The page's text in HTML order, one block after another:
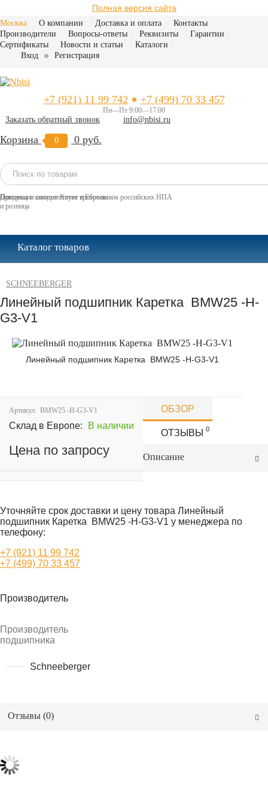
Полная версия сайта
Москва О компании Доставка и оплата
Контакты
Производители
Вопросы-ответы Реквизиты
Гарантии
Сертификаты
Новости и статьи
Каталоги
Вход
Регистрация
+7 (921) 11 99 742 +7 (499) 70 33 457
Пн—Пт 9:00—17:00
Заказать обратный звонок info@nbisi.ru
Корзина 0 0 руб.
Доставка с заводов Китая и Европы
Опт
и розница
Продукция соответствует требованиям российских НПА
Каталог товаров
SCHNEEBERGER
Линейный подшипник Каретка BMW25 -H-
G3-V1
Линейный подшипник Каретка BMW25 -H-G3-V1
Артикул: BMW25 -H-G3-V1
Склад в Европе: В наличии
Цена по запросу
ОБЗОР
ОТЗЫВЫ 0
Описание
Уточняйте срок доставки и цену товара Линейный
подшипник Каретка BMW25 -H-G3-V1 у менеджера по
телефону:
+7 (921) 11 99 742
+7 (499) 70 33 457
Производитель
Производитель
подшипника
Schneeberger
Отзывы (0)